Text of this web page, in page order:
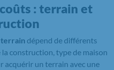
: terrain et
terrain dépend de différents
construction, type de maison
acquérir un terrain avec une